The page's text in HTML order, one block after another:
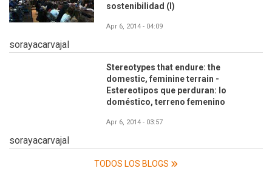
sostenibilidad (I)
Apr 6, 2014 - 04:09
sorayacarvajal
Stereotypes that endure: the
domestic, feminine terrain -
Estereotipos que perduran: lo
doméstico, terreno femenino
Apr 6, 2014 - 03:57
sorayacarvajal
TODOS LOS BLOGS